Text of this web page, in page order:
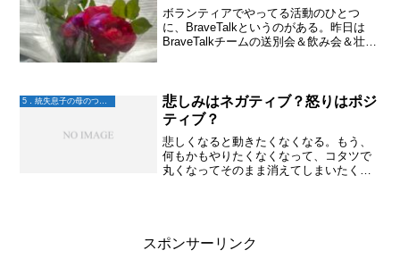
ボランティアでやってる活動のひとつ
に、BraveTalkというのがある。昨日は
BraveTalkチームの送別会＆飲み会＆壮行
クは続く...
5．統失息子の母のつぶやき
悲しみはネガティブ？怒りはポジ
ティブ？
悲しくなると動きたくなくなる。もう、
何もかもやりたくなくなって、コタツで
丸くなってそのまま消えてしまいたくな
スポンサーリンク